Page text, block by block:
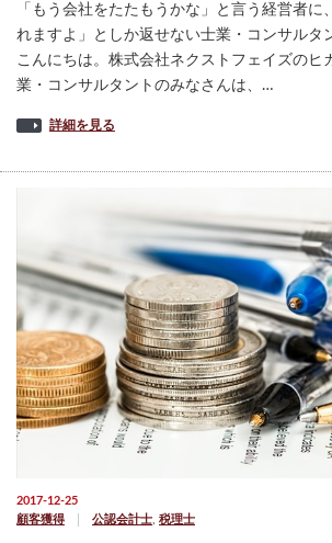
「もう会社をたたもうかな」と言う経営者に
れますよ」としか返せない士業・コンサルタ
こんにちは。株式会社ネクストフェイズのヒ
業・コンサルタントのみなさんは、…
詳細を見る
2017-12-25
顧客獲得
公認会計士 税理士